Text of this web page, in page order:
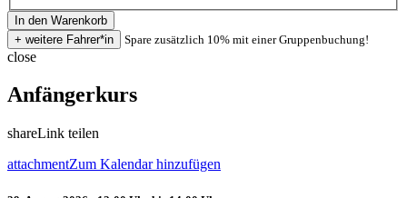
Spare zusätzlich 10% mit einer Gruppenbuchung!
close
Anfängerkurs
shareLink teilen
attachmentZum Kalendar hinzufügen